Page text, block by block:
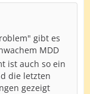
gibt es
MDD
ist auch so ein
die letzten
gezeigt